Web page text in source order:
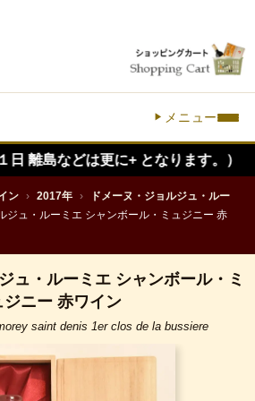
メニュー
は更に+ となります。）
ン › 2017年 ›
ドメーヌ・ジョルジュ・ルー
ジュ・ルーミエ シャンボール・ミュジニー 赤
ュ・ルーミエ シャンボール・ミ
ジニー 赤ワイン
saint denis 1er clos de la bussiere